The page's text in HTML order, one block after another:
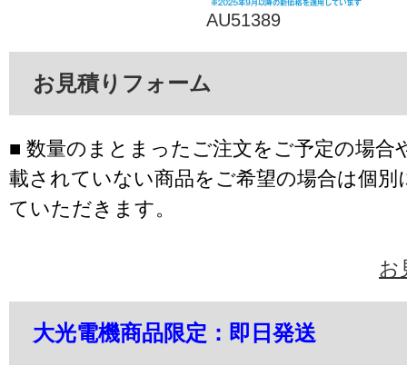
AU51389
お見積りフォーム
■ 数量のまとまったご注文をご予定の場合
載されていない商品をご希望の場合は個別
ていただきます。
お
大光電機商品限定：即日発送